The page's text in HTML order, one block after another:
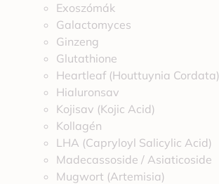
Exoszómák
Galactomyces
Ginzeng
Glutathione
Heartleaf (Houttuynia Cordata)
Hialuronsav
Kojisav (Kojic Acid)
Kollagén
LHA (Capryloyl Salicylic Acid)
Madecassoside / Asiaticoside
Mugwort (Artemisia)